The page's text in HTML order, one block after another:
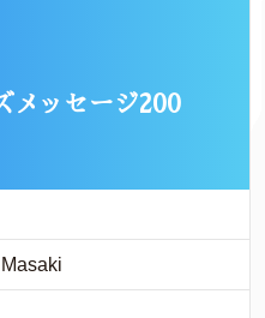
メッセージ200